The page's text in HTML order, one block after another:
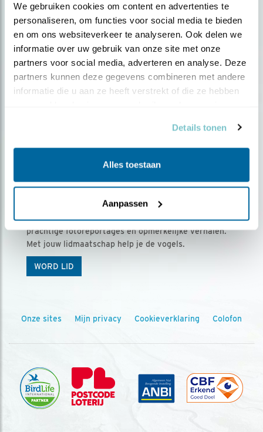
We gebruiken cookies om content en advertenties te
personaliseren, om functies voor social media te bieden
en om ons websiteverkeer te analyseren. Ook delen we
informatie over uw gebruik van onze site met onze
partners voor social media, adverteren en analyse. Deze
partners kunnen deze gegevens combineren met andere
informatie die u aan ze heeft verstrekt of die ze hebben
Details tonen
Alles toestaan
Aanpassen
Ontvang 5 x Vogels voor € 36,00 per jaar
Vogels is het tijdschrift voor onze leden, met
prachtige fotoreportages en opmerkelijke verhalen.
Met jouw lidmaatschap help je de vogels.
WORD LID
Onze sites Mijn privacy Cookieverklaring Colofon